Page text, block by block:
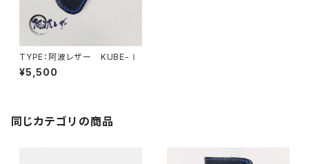
TYPE：阿波レザー KUBE-Ⅰ
¥5,500
同じカテゴリの商品